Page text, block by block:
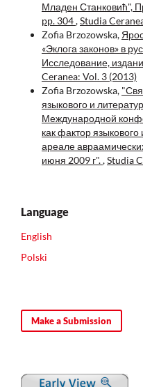
Младен Станковић",
pp. 304,Studia
Zofia Brzozowska,
«Эклога законов» в
Исследование,
Ceranea: Vol. 3 (2013)
Zofia Brzozowska,
языкового и
Международной
как фактор языкового
ареале
июня 2009 г".,Studia
Language
English
Polski
Make a Submission